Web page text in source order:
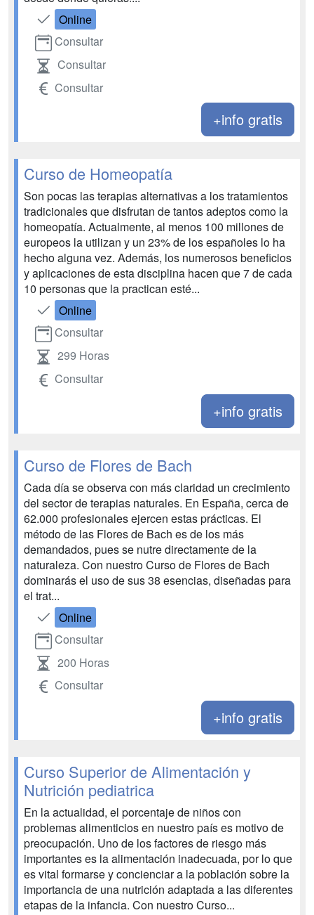
Online
Consultar
Consultar
Consultar
+info gratis
Curso de Homeopatía
Son pocas las terapias alternativas a los tratamientos
tradicionales que disfrutan de tantos adeptos como la
homeopatía. Actualmente, al menos 100 millones de
europeos la utilizan y un 23% de los españoles lo ha
hecho alguna vez. Además, los numerosos beneficios
y aplicaciones de esta disciplina hacen que 7 de cada
10 personas que la practican esté...
Online
Consultar
299 Horas
Consultar
+info gratis
Curso de Flores de Bach
Cada día se observa con más claridad un crecimiento
del sector de terapias naturales. En España, cerca de
62.000 profesionales ejercen estas prácticas. El
método de las Flores de Bach es de los más
demandados, pues se nutre directamente de la
naturaleza. Con nuestro Curso de Flores de Bach
dominarás el uso de sus 38 esencias, diseñadas para
el trat...
Online
Consultar
200 Horas
Consultar
+info gratis
Curso Superior de Alimentación y
Nutrición pediatrica
En la actualidad, el porcentaje de niños con
problemas alimenticios en nuestro país es motivo de
preocupación. Uno de los factores de riesgo más
importantes es la alimentación inadecuada, por lo que
es vital formarse y concienciar a la población sobre la
importancia de una nutrición adaptada a las diferentes
etapas de la infancia. Con nuestro Curso...